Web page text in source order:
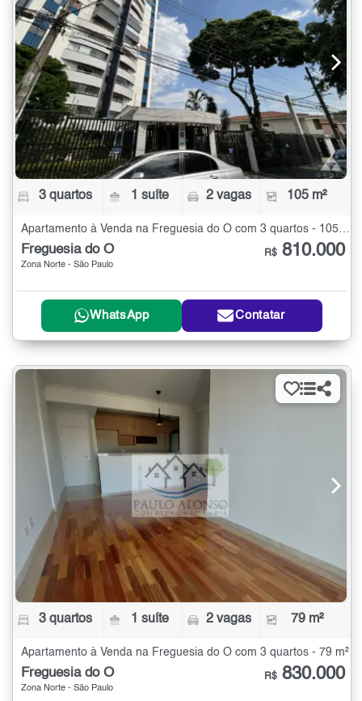
3 quartos 1 suíte 2 vagas 105 m²
Apartamento à Venda na Freguesia do Ó com 3 quartos - 105 m²
Freguesia do Ó
Zona Norte - São Paulo
R$ 810.000
WhatsApp Contatar
3 quartos 1 suíte 2 vagas 79 m²
Apartamento à Venda na Freguesia do Ó com 3 quartos - 79 m²
Freguesia do Ó
Zona Norte - São Paulo
R$ 830.000